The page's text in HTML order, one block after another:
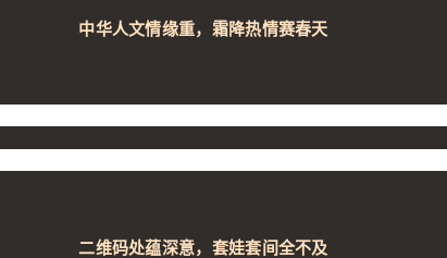
中华人文情缘重，霜降热情赛春天
二维码处蕴深意，套娃套间全不及